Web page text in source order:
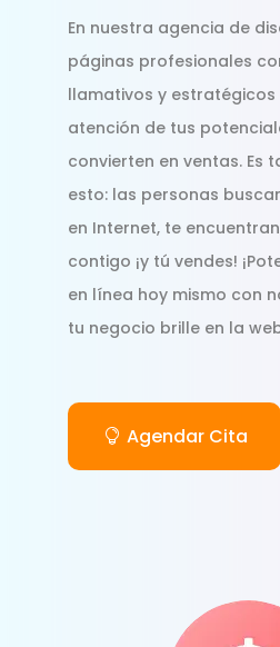
En nuestra agencia de
páginas profesionales
llamativos y
atención de tus
convierten en ventas. Es
esto: las personas
en Internet, te
contigo ¡y tú vendes!
en línea hoy mismo con
tu negocio brille en la
Agendar Cita